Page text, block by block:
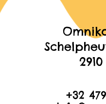
+32